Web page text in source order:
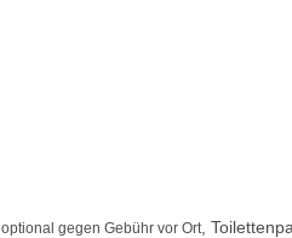
optional gegen Gebühr vor Ort ,